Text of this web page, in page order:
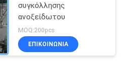
συγκόλλησης
ανοξείδωτου
MOQ:200pcs
ΕΠΙΚΟΙΝΩΝΊΑ